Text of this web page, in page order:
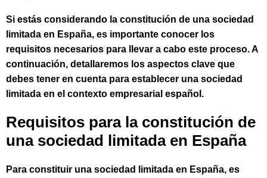
Si estás considerando la constitución de una sociedad
limitada en España, es importante conocer los
requisitos necesarios para llevar a cabo este proceso. A
continuación, detallaremos los aspectos clave que
debes tener en cuenta para establecer una sociedad
limitada en el contexto empresarial español.
Requisitos para la constitución de
una sociedad limitada en España
Para constituir una sociedad limitada en España, es